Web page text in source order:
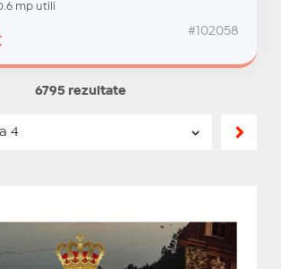
mp utili
#102058
6795 rezultate